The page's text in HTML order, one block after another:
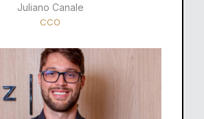
Juliano Canale
CCO